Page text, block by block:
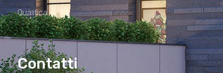
Qualifica
Contatti